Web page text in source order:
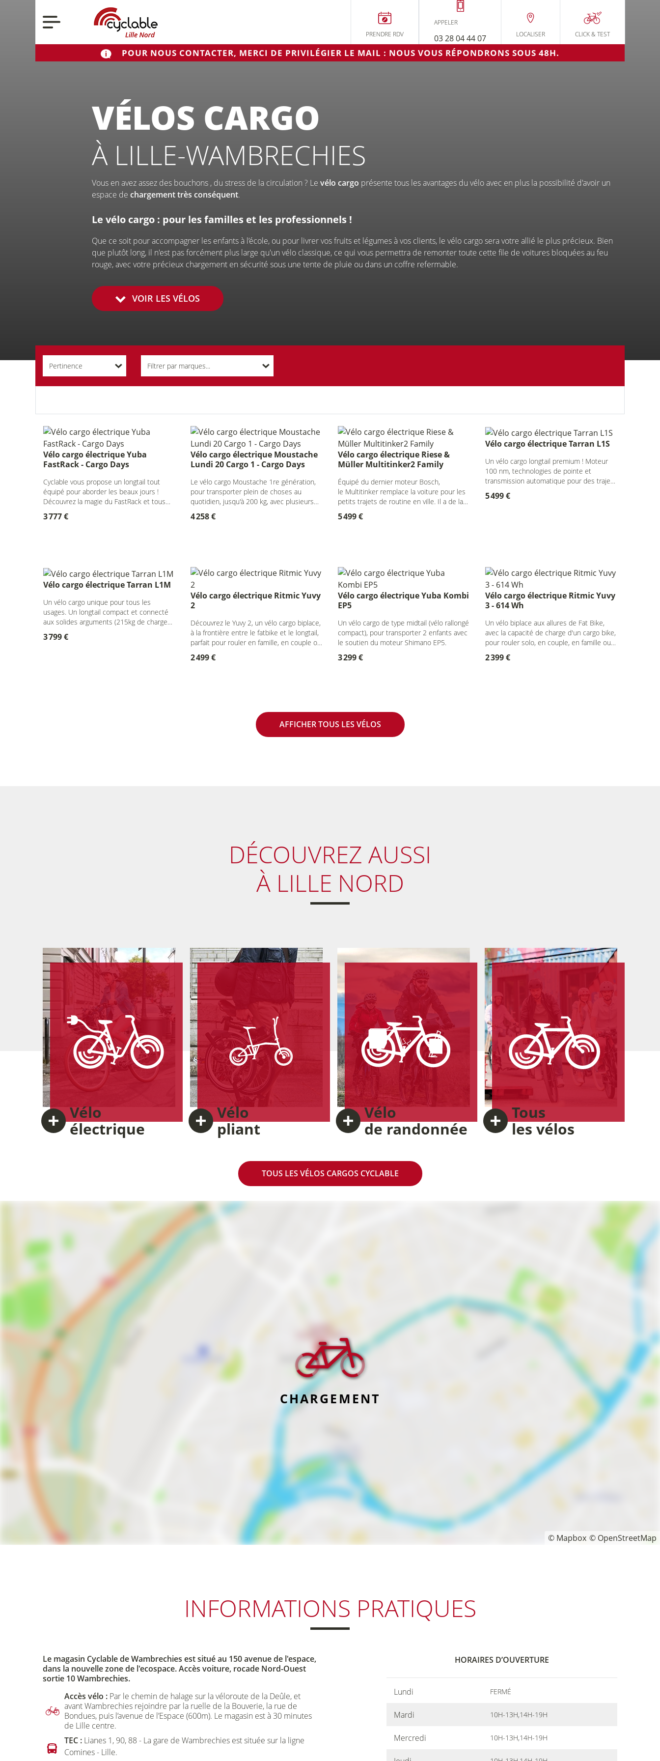
POUR NOUS CONTACTER, MERCI DE PRIVILÉGIER LE MAIL : NOUS VOUS RÉPONDRONS SOUS 48H.
Nos actualités
Nos vélos
Qui sommes-nous ?
Nous contacter
CYCLABLE
À LILLE-WAMBRECHIES
Entretien
Prise de
Essai de
Financement Assurance
Marquage
Accueil
PRENDRE RDV
APPELER
03 28 04 44 07 LOCALISER CLICK& TEST
VÉLOS CARGO
À LILLE-WAMBRECHIES
Vous en avez assez des bouchons , du stress de la circulation ? Le vélo cargo présente tous les avantages du vélo avec en plus la possibilité d'avoir un
espace de chargement très conséquent.
Le vélo cargo : pour les familles et les professionnels !
Que ce soit pour accompagner les enfants à l’école, ou pour livrer vos fruits et légumes à vos clients, le vélo cargo sera votre allié le plus précieux. Bien
que plutôt long, il n'est pas forcément plus large qu'un vélo classique, ce qui vous permettra de remonter toute cette file de voitures bloquées au feu
rouge, avec votre précieux chargement en sécurité sous une tente de pluie ou dans un coffre refermable.
VOIR LES VÉLOS
Cyclable Cyclable Lille Nord> Vélos cargo
Pertinence Filtrer par marques...
Vélo cargo électrique Yuba
FastRack - Cargo Days
Cyclable vous propose un longtail tout
équipé pour aborder les beaux jours !
Découvrez la magie du FastRack et tous
les accessoires inclus.
3 777 €
Vélo cargo électrique Moustache
Lundi 20 Cargo 1 - Cargo Days
Le vélo cargo Moustache 1re génération,
pour transporter plein de choses au
quotidien, jusqu'à 200 kg, avec plusieurs
accessoires inclus.
4 258 €
Vélo cargo électrique Riese &
Müller Multitinker2 Family
Équipé du dernier moteur Bosch,
le Multitinker remplace la voiture pour les
petits trajets de routine en ville. Il a de la
place pour 2 enfants
5 499 €
Vélo cargo électrique Tarran L1S
Un vélo cargo longtail premium ! Moteur
100 nm, technologies de pointe et
transmission automatique pour des trajets
5 499 €
Vélo cargo électrique Tarran L1M
Un vélo cargo unique pour tous les
usages. Un longtail compact et connecté
aux solides arguments (215kg de charge
avancée...) pour tous les déplacements !
3 799 €
Vélo cargo électrique Ritmic Yuvy
2
Découvrez le Yuvy 2, un vélo cargo biplace,
à la frontière entre le fatbike et le longtail,
parfait pour rouler en famille, en couple ou
le confier à un ado.
2 499 €
Vélo cargo électrique Yuba Kombi
EP5
Un vélo cargo de type midtail (vélo rallongé
compact), pour transporter 2 enfants avec
le soutien du moteur Shimano EP5.
3 299 €
Vélo cargo électrique Ritmic Yuvy
3 - 614 Wh
Un vélo biplace aux allures de Fat Bike,
avec la capacité de charge d'un cargo bike,
pour rouler solo, en couple, en famille ou
avec un pote.
2 399 €
AFFICHER TOUS LES VÉLOS
DÉCOUVREZ AUSSI
À LILLE NORD
Vélo
électrique
Vélo
pliant
Vélo
de randonnée
Tous
les vélos
TOUS LES VÉLOS CARGOS CYCLABLE
© Mapbox © OpenStreetMap
CHARGEMENT
INFORMATIONS PRATIQUES
Le magasin Cyclable de Wambrechies est situé au 150 avenue de l'espace,
dans la nouvelle zone de l'ecospace. Accès voiture, rocade Nord-Ouest
sortie 10 Wambrechies.
Accès vélo : Par le chemin de halage sur la véloroute de la Deûle, et
avant Wambrechies rejoindre par la ruelle de la Bouverie, la rue de
Bondues, puis l’avenue de l’Espace (600m). Le magasin est à 30 minutes
de Lille centre.
TEC : Lianes 1, 90, 88 - La gare de Wambrechies est située sur la ligne
Comines - Lille.
HORAIRES D’OUVERTURE
Lundi FERMÉ
Mardi 10H-13H,14H-19H
Mercredi 10H-13H,14H-19H